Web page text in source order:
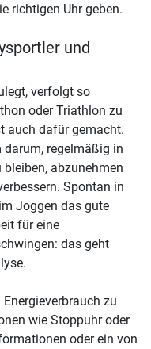
richtigen Uhr geben.
und
verfolgt so
oder Triathlon zu
auch dafür gemacht.
darum, regelmäßig in
abzunehmen
Spontan in
Joggen das gute
für eine
das geht
zu
wie Stoppuhr oder
oder ein von